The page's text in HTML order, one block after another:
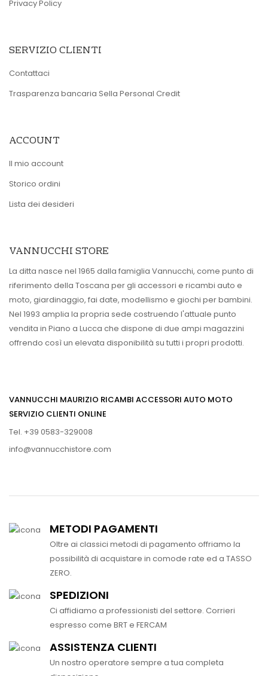
Privacy Policy
SERVIZIO CLIENTI
Contattaci
Trasparenza bancaria Sella Personal Credit
ACCOUNT
Il mio account
Storico ordini
Lista dei desideri
VANNUCCHI STORE
La ditta nasce nel 1965 dalla famiglia Vannucchi, come punto di
riferimento della Toscana per gli accessori e ricambi auto e
moto, giardinaggio, fai date, modellismo e giochi per bambini.
Nel 1993 amplia la propria sede costruendo l'attuale punto
vendita in Piano a Lucca che dispone di due ampi magazzini
offrendo così un elevata disponibilità su tutti i propri prodotti.
VANNUCCHI MAURIZIO RICAMBI ACCESSORI AUTO MOTO
SERVIZIO CLIENTI ONLINE
Tel. +39 0583-329008
info@vannucchistore.com
METODI PAGAMENTI
Oltre ai classici metodi di pagamento offriamo la
possibilità di acquistare in comode rate ed a TASSO
ZERO.
SPEDIZIONI
Ci affidiamo a professionisti del settore. Corrieri
espresso come BRT e FERCAM
ASSISTENZA CLIENTI
Un nostro operatore sempre a tua completa